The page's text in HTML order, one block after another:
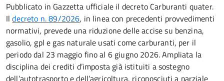
Pubblicato in Gazzetta ufficiale il decreto Carburanti quater.
Ildecreto n. 89/2026, in linea con precedenti provvedimenti
normativi, prevede una riduzione delle accise su benzina,
gasolio, gpl e gas naturale usati come carburanti, per il
periodo dal 23 maggio fino al 6 giugno 2026. Ampliata la
disciplina dei crediti d’imposta già istituiti a sostegno
dell’autotrasporto e dell’agricoltura, riconosciuti a parziale